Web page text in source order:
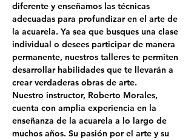
diferente y enseñamos las técnicas
adecuadas para profundizar en el arte de
la acuarela. Ya sea que busques una clase
individual o desees participar de manera
permanente, nuestros talleres te permiten
desarrollar habilidades que te llevarán a
crear verdaderas obras de arte.
Nuestro instructor, Roberto Morales,
cuenta con amplia experiencia en la
enseñanza de la acuarela a lo largo de
muchos años. Su pasión por el arte y su